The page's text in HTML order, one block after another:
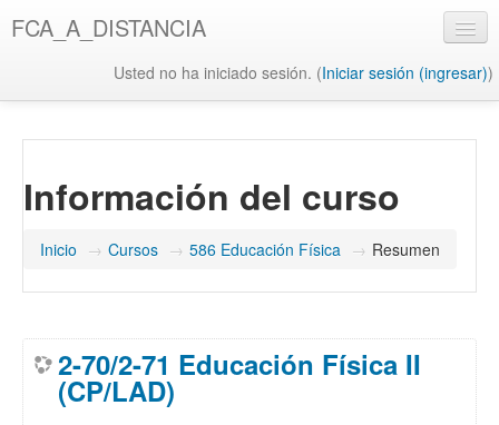
al
FCA_A_DISTANCIA
Usted no ha iniciado sesión. (Iniciar sesión (ingresar))
Biblioteca UAQ
FCA
Misión y Visión FCA
Biblioteca FCA
Información del curso
Inicio → Cursos → 586 Educación Física → Resumen
2-70/2-71 Educación Física II
(CP/LAD)